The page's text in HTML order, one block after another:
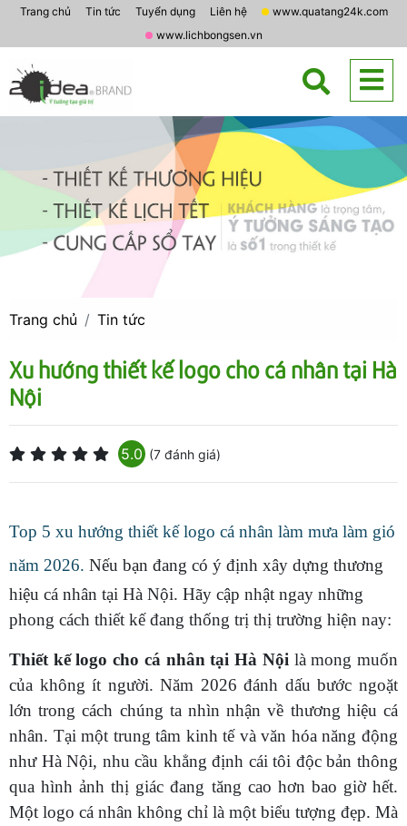
Trang chủ Tin tức Tuyển dụng Liên hệ
www.quatang24k.com
www.lichbongsen.vn
Trang chủ Tin tức
Xu hướng thiết kế logo cho cá nhân tại Hà
Nội
5.0 (7 đánh giá)
Top 5 xu hướng thiết kế logo cá nhân làm mưa làm gió
năm 2026. Nếu bạn đang có ý định xây dựng thương
hiệu cá nhân tại Hà Nội. Hãy cập nhật ngay những
phong cách thiết kế đang thống trị thị trường hiện nay:
Thiết kế logo cho cá nhân tại Hà Nội là mong muốn
của không ít người. Năm 2026 đánh dấu bước ngoặt
lớn trong cách chúng ta nhìn nhận về thương hiệu cá
nhân. Tại một trung tâm kinh tế và văn hóa năng động
như Hà Nội, nhu cầu khẳng định cái tôi độc bản thông
qua hình ảnh thị giác đang tăng cao hơn bao giờ hết.
Một logo cá nhân không chỉ là một biểu tượng đẹp. Mà